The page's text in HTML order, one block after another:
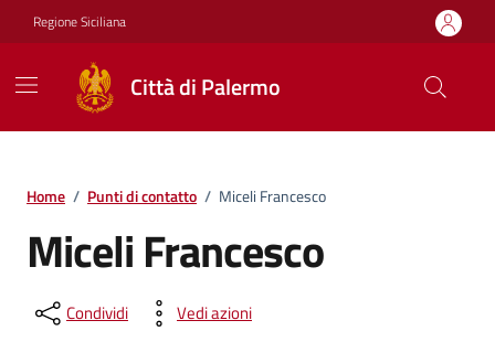
Vai ai contenuti
Vai al footer
Regione Siciliana
Città di Palermo
Home / Punti di contatto / Miceli Francesco
Miceli Francesco
Condividi Vedi azioni